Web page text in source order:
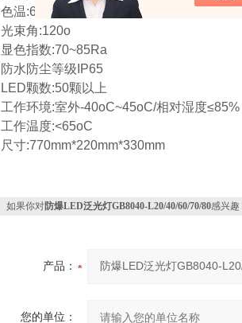
色温:6000±300K,3000±300K
光束角:120o
显色指数:70~85Ra
防水防尘等级IP65
LED颗数:50颗以上
工作环境:室外-40oC~45oC/相对湿度≤85%
工作温度:<65oC
尺寸:770mm*220mm*330mm
如果你对防爆LED泛光灯GB8040-L20/40/60/70/80感兴趣
产品：
您的单位：